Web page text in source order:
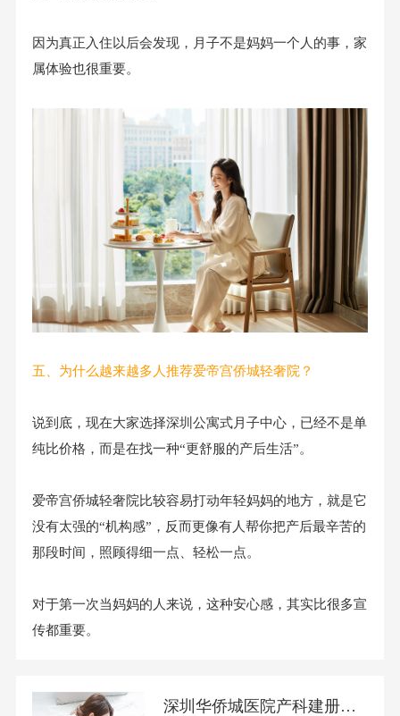
因为真正入住以后会发现，月子不是妈妈一个人的事，家
属体验也很重要。
五、为什么越来越多人推荐爱帝宫侨城轻奢院？
说到底，现在大家选择深圳公寓式月子中心，已经不是单
纯比价格，而是在找一种“更舒服的产后生活”。
爱帝宫侨城轻奢院比较容易打动年轻妈妈的地方，就是它
没有太强的“机构感”，反而更像有人帮你把产后最辛苦的
那段时间，照顾得细一点、轻松一点。
对于第一次当妈妈的人来说，这种安心感，其实比很多宣
传都重要。
深圳华侨城医院产科建册流程及攻略